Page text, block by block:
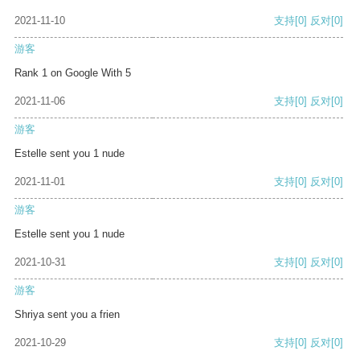
2021-11-10 支持[0] 反对[0]
游客
Rank 1 on Google With 5
2021-11-06 支持[0] 反对[0]
游客
Estelle sent you 1 nude
2021-11-01 支持[0] 反对[0]
游客
Estelle sent you 1 nude
2021-10-31 支持[0] 反对[0]
游客
Shriya sent you a frien
2021-10-29 支持[0] 反对[0]